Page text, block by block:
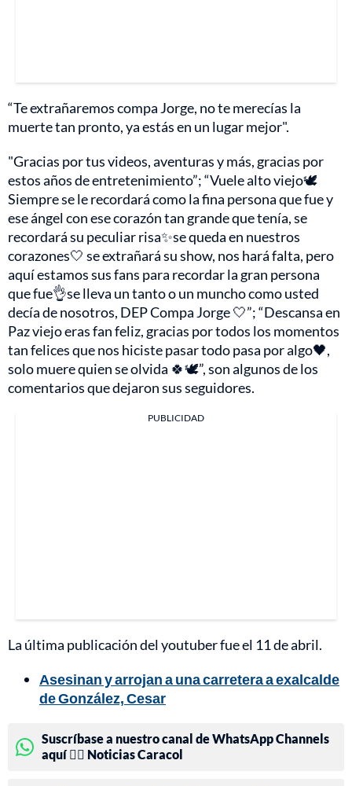
“Te extrañaremos compa Jorge, no te merecías la
muerte tan pronto, ya estás en un lugar mejor".
"Gracias por tus videos, aventuras y más, gracias por
estos años de entretenimiento”; “Vuele alto viejo🕊
Siempre se le recordará como la fina persona que fue y
ese ángel con ese corazón tan grande que tenía, se
recordará su peculiar risa✨se queda en nuestros
corazones🤍 se extrañará su show, nos hará falta, pero
aquí estamos sus fans para recordar la gran persona
que fue👌se lleva un tanto o un muncho como usted
decía de nosotros, DEP Compa Jorge 🤍”; “Descansa en
Paz viejo eras fan feliz, gracias por todos los momentos
tan felices que nos hiciste pasar todo pasa por algo🖤,
solo muere quien se olvida 🍀🕊”, son algunos de los
comentarios que dejaron sus seguidores.
PUBLICIDAD
La última publicación del youtuber fue el 11 de abril.
Asesinan y arrojan a una carretera a exalcalde
de González, Cesar
Suscríbase a nuestro canal de WhatsApp Channels
aquí 👉🏻 Noticias Caracol